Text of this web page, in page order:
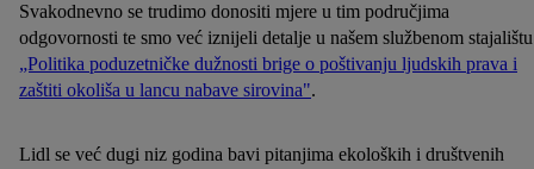
Svakodnevno se trudimo donositi mjere u tim područjima
odgovornosti te smo već iznijeli detalje u našem službenom stajalištu
„Politika poduzetničke dužnosti brige o poštivanju ljudskih prava i
zaštiti okoliša u lancu nabave sirovina".
Lidl se već dugi niz godina bavi pitanjima ekoloških i društvenih